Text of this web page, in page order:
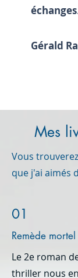
échanges
Gérald
Mes
Vous
que j'ai aimés
01
Remède
Le 2e roman
thriller nous